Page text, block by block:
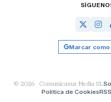
Marcar
© 2026 Comunicasur Media SL
Política de CookiesRSS